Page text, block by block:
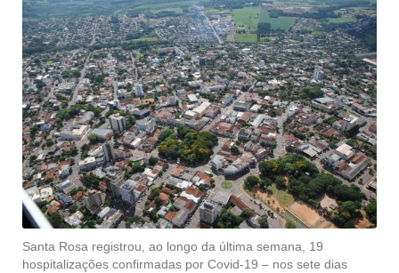
Santa Rosa registrou, ao longo da última semana, 19
hospitalizações confirmadas por Covid-19 – nos sete dias